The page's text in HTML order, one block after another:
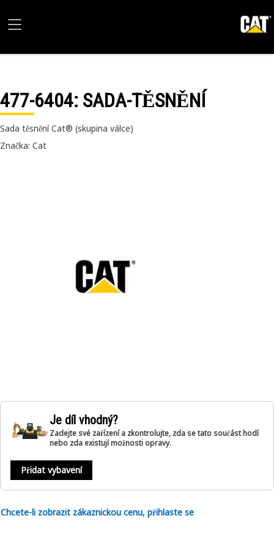
477-6404: SADA-TĚSNĚNÍ
Sada těsnění Cat® (skupina válce)
Značka: Cat
Je díl vhodný?
Zadejte své zařízení a zkontrolujte, zda se tato součást hodí
nebo zda existují možnosti opravy.
Přidat vybavení
Chcete-li zobrazit zákaznickou cenu, přihlaste se